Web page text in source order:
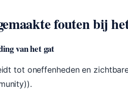
fouten bij
van het gat
tot oneffenheden en